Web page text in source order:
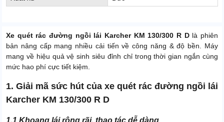
Xe quét rác đường ngồi lái Karcher KM 130/300 R Dlà phiên
bản nâng cấp mang nhiều cải tiến về công năng & độ bền. Máy
mang về hiệu quả vệ sinh siêu đỉnh chỉ trong thời gian ngắn cùng
mức hao phí cực tiết kiệm.
1. Giải mã sức hút của xe quét rác đường ngồi lái
Karcher KM 130/300 R D
1.1 Khoang lái rộng rãi, thao tác dễ dàng